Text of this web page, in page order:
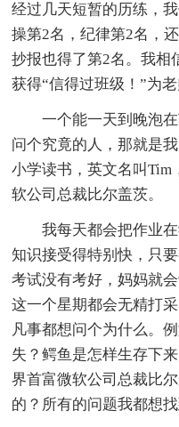
经过几天短暂的历练，
操第2名，纪律第2名，
抄报也得了第2名。我相
获得“信得过班级！”为
一个能一天到晚泡
问个究竟的人，那就是
小学读书，英文名叫Tim
软公司总裁比尔盖茨。
我每天都会把作业
知识接受得特别快，只
考试没有考好，妈妈就
这一个星期都会无精打
凡事都想问个为什么。
失？鳄鱼是怎样生存下
界首富微软公司总裁比
的？所有的问题我都想找